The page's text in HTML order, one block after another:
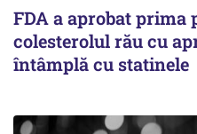
FDA a aprobat prima
colesterolul rău cu
întâmplă cu statinele